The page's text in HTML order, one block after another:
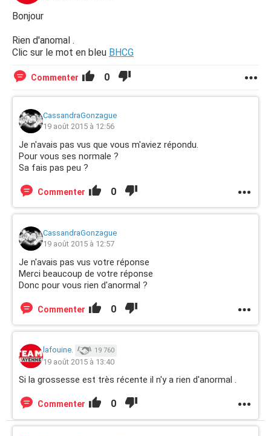
Bonjour
Rien d'anomal .
Clic sur le mot en bleu BHCG
Commenter 0
CassandraGonzague
19 août 2015 à 12:56
Je n'avais pas vus que vous m'aviez répondu.
Pour vous ses normale ?
Sa fais pas peu ?
Commenter 0
CassandraGonzague
19 août 2015 à 12:57
Je n'avais pas vus votre réponse
Merci beaucoup de votre réponse
Donc pour vous rien d'anormal ?
Commenter 0
lafouine. 19 760
19 août 2015 à 13:40
Si la grossesse est très récente il n'y a rien d'anormal .
Commenter 0